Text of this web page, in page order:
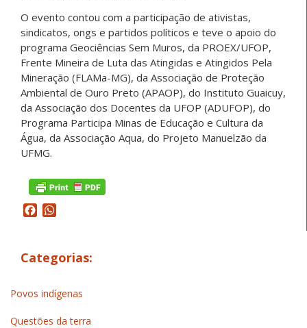
O evento contou com a participação de ativistas,
sindicatos, ongs e partidos políticos e teve o apoio do
programa Geociências Sem Muros, da PROEX/UFOP,
Frente Mineira de Luta das Atingidas e Atingidos Pela
Mineração (FLAMa-MG), da Associação de Proteção
Ambiental de Ouro Preto (APAOP), do Instituto Guaicuy,
da Associação dos Docentes da UFOP (ADUFOP), do
Programa Participa Minas de Educação e Cultura da
Água, da Associação Aqua, do Projeto Manuelzão da
UFMG.
Facebook
Categorias:
Povos indígenas
Questões da terra